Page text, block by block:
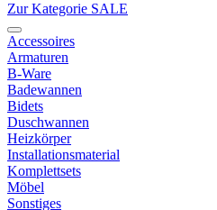
Zur Kategorie SALE
Accessoires
Armaturen
B-Ware
Badewannen
Bidets
Duschwannen
Heizkörper
Installationsmaterial
Komplettsets
Möbel
Sonstiges